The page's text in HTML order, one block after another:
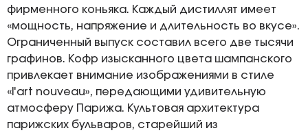
фирменного коньяка. Каждый дистиллят имеет
«мощность, напряжение и длительность во вкусе».
Ограниченный выпуск составил всего две тысячи
графинов. Кофр изысканного цвета шампанского
привлекает внимание изображениями в стиле
«l'art nouveau», передающими удивительную
атмосферу Парижа. Культовая архитектура
парижских бульваров, старейший из